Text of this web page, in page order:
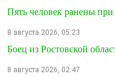
Пять человек ранены
8 августа 2026, 05:23
Боец из Ростовской
8 августа 2026, 02:47